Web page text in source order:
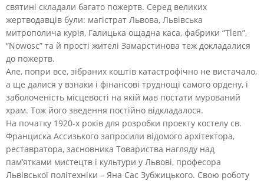
святині складали багато пожертв. Серед великих
жертводавців були: магістрат Львова, Львівська
митрополича курія, Галицька ощадна каса, фабрики “Tlen”,
“Nowosc” та й прості жителі Замарстинова теж докладалися
до пожертв.
Але, попри все, зібраних коштів катастрофічно не вистачало,
а ще далися у взнаки і фінансові труднощі самого ордену, і
заболоченість місцевості на якій мав постати мурований
храм. Тож його зведення постійно відкладалося.
На початку 1920-х років для розробки проекту костелу св.
Франциска Ассизького запросили відомого архітектора,
реставратора, засновника Товариства нагляду над
пам’ятками мистецтв і культури у Львові, професора
Львівської політехніки – Яна Сас Зубжицького. Свою роботу